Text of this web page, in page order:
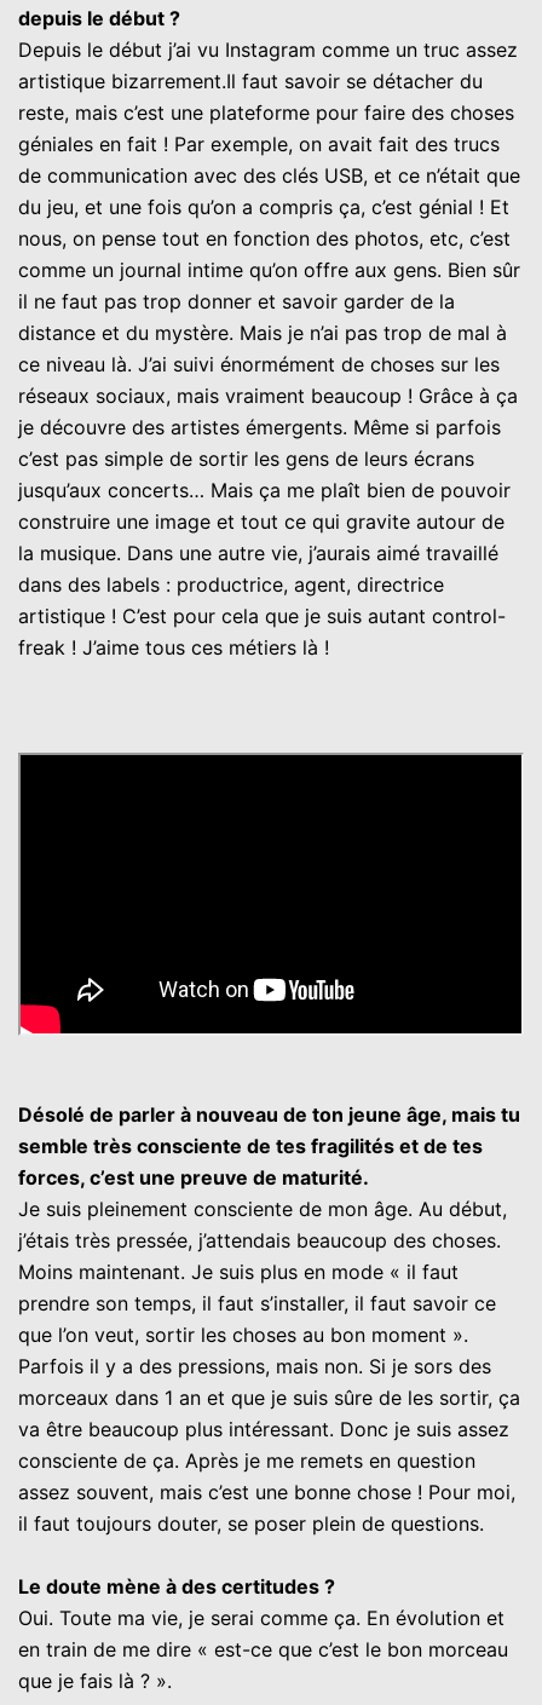
depuis le début ?
Depuis le début j’ai vu Instagram comme un truc assez
artistique bizarrement.Il faut savoir se détacher du
reste, mais c’est une plateforme pour faire des choses
géniales en fait ! Par exemple, on avait fait des trucs
de communication avec des clés USB, et ce n’était que
du jeu, et une fois qu’on a compris ça, c’est génial ! Et
nous, on pense tout en fonction des photos, etc, c’est
comme un journal intime qu’on offre aux gens. Bien sûr
il ne faut pas trop donner et savoir garder de la
distance et du mystère. Mais je n’ai pas trop de mal à
ce niveau là. J’ai suivi énormément de choses sur les
réseaux sociaux, mais vraiment beaucoup ! Grâce à ça
je découvre des artistes émergents. Même si parfois
c’est pas simple de sortir les gens de leurs écrans
jusqu’aux concerts… Mais ça me plaît bien de pouvoir
construire une image et tout ce qui gravite autour de
la musique. Dans une autre vie, j’aurais aimé travaillé
dans des labels : productrice, agent, directrice
artistique ! C’est pour cela que je suis autant control-
freak ! J’aime tous ces métiers là !
Désolé de parler à nouveau de ton jeune âge, mais tu
semble très consciente de tes fragilités et de tes
forces, c’est une preuve de maturité.
Je suis pleinement consciente de mon âge. Au début,
j’étais très pressée, j’attendais beaucoup des choses.
Moins maintenant. Je suis plus en mode « il faut
prendre son temps, il faut s’installer, il faut savoir ce
que l’on veut, sortir les choses au bon moment ».
Parfois il y a des pressions, mais non. Si je sors des
morceaux dans 1 an et que je suis sûre de les sortir, ça
va être beaucoup plus intéressant. Donc je suis assez
consciente de ça. Après je me remets en question
assez souvent, mais c’est une bonne chose ! Pour moi,
il faut toujours douter, se poser plein de questions.
Le doute mène à des certitudes ?
Oui. Toute ma vie, je serai comme ça. En évolution et
en train de me dire « est-ce que c’est le bon morceau
que je fais là ? ».